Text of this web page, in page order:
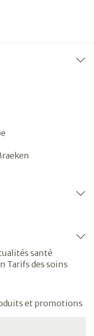
santé
Tarifs des soins
et promotions